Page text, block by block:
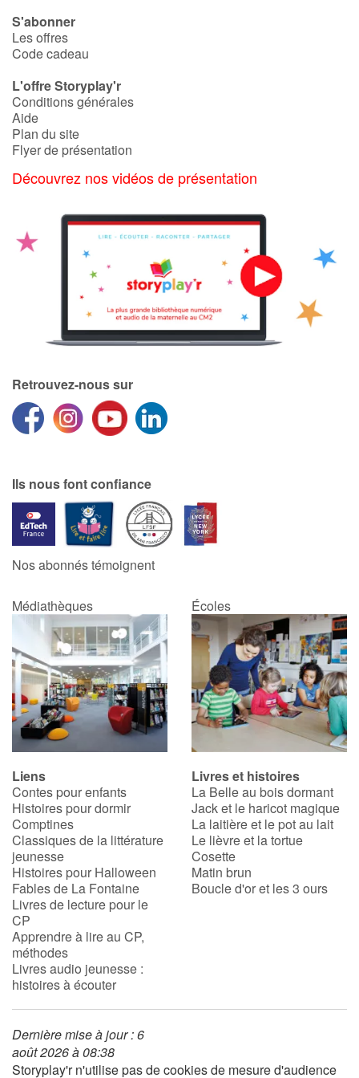
S'abonner
Les offres
Code cadeau
L'offre Storyplay'r
Conditions générales
Aide
Plan du site
Flyer de présentation
Découvrez nos vidéos de présentation
Retrouvez-nous sur
Ils nous font confiance
Nos abonnés témoignent
Médiathèques Écoles
Liens
Contes pour enfants
Histoires pour dormir
Comptines
Classiques de la littérature
jeunesse
Histoires pour Halloween
Fables de La Fontaine
Livres de lecture pour le
CP
Apprendre à lire au CP,
méthodes
Livres audio jeunesse :
histoires à écouter
Livres et histoires
La Belle au bois dormant
Jack et le haricot magique
La laitière et le pot au lait
Le lièvre et la tortue
Cosette
Matin brun
Boucle d'or et les 3 ours
Dernière mise à jour : 6
août 2026 à 08:38
Storyplay'r n'utilise pas de cookies de mesure d'audience